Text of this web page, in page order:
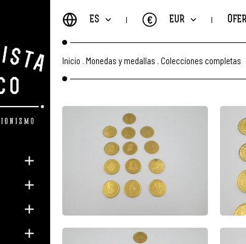
ES EUR
€
Inicio Monedas y medallas Colecciones completas